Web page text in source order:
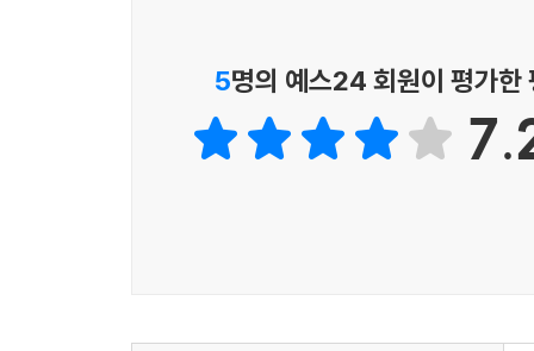
행거리가 짧은 제주도는 전체 면적이 그리 넓지
으로 전기차를 보급하고 서서히 민간으로 확대해
한국의 대표적 공기업 한전의 대반전 스토리가 흥
산업부 산하 ‘빅3’ 기업 수장을 역임한 공기업 경영
5명의 예스24 회원이 평가한